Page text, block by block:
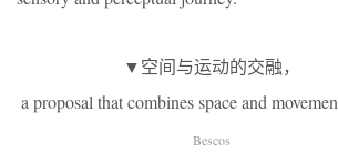
▼空间与运动的交融，
a proposal that combines space and
Bescos